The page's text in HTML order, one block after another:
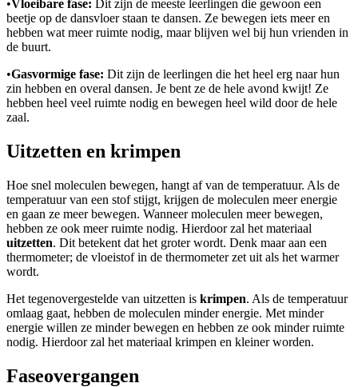
•Vloeibare fase: Dit zijn de meeste leerlingen die gewoon een
beetje op de dansvloer staan te dansen. Ze bewegen iets meer en
hebben wat meer ruimte nodig, maar blijven wel bij hun vrienden in
de buurt.
•Gasvormige fase: Dit zijn de leerlingen die het heel erg naar hun
zin hebben en overal dansen. Je bent ze de hele avond kwijt! Ze
hebben heel veel ruimte nodig en bewegen heel wild door de hele
zaal.
Uitzetten en krimpen
Hoe snel moleculen bewegen, hangt af van de temperatuur. Als de
temperatuur van een stof stijgt, krijgen de moleculen meer energie
en gaan ze meer bewegen. Wanneer moleculen meer bewegen,
hebben ze ook meer ruimte nodig. Hierdoor zal het materiaal
uitzetten. Dit betekent dat het groter wordt. Denk maar aan een
thermometer; de vloeistof in de thermometer zet uit als het warmer
wordt.
Het tegenovergestelde van uitzetten is krimpen. Als de temperatuur
omlaag gaat, hebben de moleculen minder energie. Met minder
energie willen ze minder bewegen en hebben ze ook minder ruimte
nodig. Hierdoor zal het materiaal krimpen en kleiner worden.
Faseovergangen